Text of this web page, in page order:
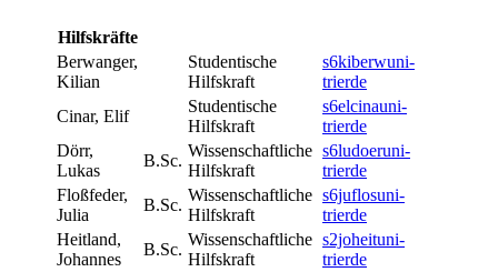
Hilfskräfte
Berwanger,
Kilian
Studentische
Hilfskraft
s6kiberwuni-
trierde
Cinar, Elif
Studentische
Hilfskraft
s6elcinauni-
trierde
Dörr,
Lukas
B.Sc.
Wissenschaftliche
Hilfskraft
s6ludoeruni-
trierde
Floßfeder,
Julia
B.Sc.
Wissenschaftliche
Hilfskraft
s6juflosuni-
trierde
Heitland,
Johannes
B.Sc.
Wissenschaftliche
Hilfskraft
s2joheituni-
trierde